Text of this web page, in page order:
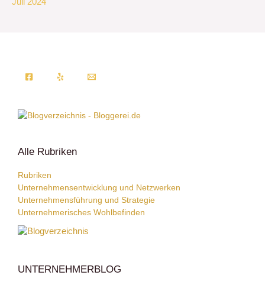
Juli 2024
Alle Rubriken
Rubriken
Unternehmensentwicklung und Netzwerken
Unternehmensführung und Strategie
Unternehmerisches Wohlbefinden
UNTERNEHMERBLOG